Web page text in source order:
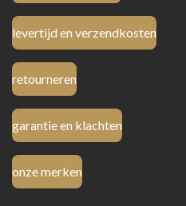
levertijd en verzendkosten
retourneren
garantie en klachten
onze merken